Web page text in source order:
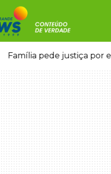
Família pede justiça por